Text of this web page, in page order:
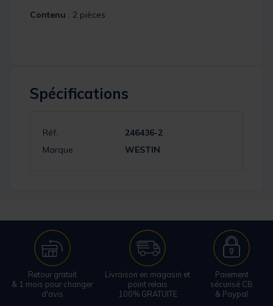
Contenu : 2 pièces
Spécifications
Réf.
246436-2
Marque
WESTIN
Retour gratuit
& 1 mois pour changer
d'avis
Livraison en magasin et
point relais
100% GRATUITE
Paiement
sécurisé CB
& Paypal